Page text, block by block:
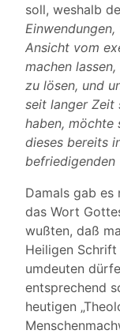
soll, weshalb
Ansicht vom
machen
zu lösen, und
seit langer Zeit
haben, möchte
dieses bereits
befriedigenden
Damals gab es
das Wort
wußten, daß
Heiligen
umdeuten
entsprechend
heutigen